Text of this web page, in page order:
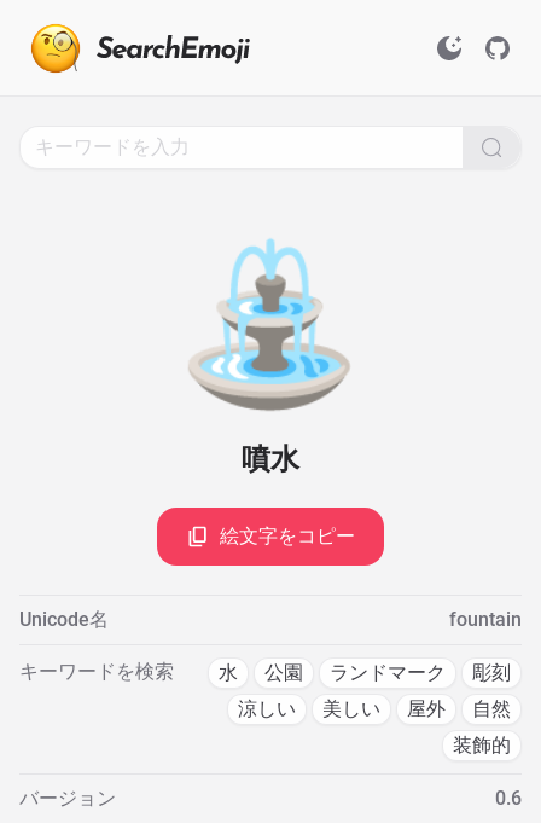
⛲
噴水
絵文字をコピー
Unicode名 fountain
キーワードを検索 水 公園 ランドマーク
彫刻
涼しい
美しい 屋外
自然
装飾的
バージョン 0.6